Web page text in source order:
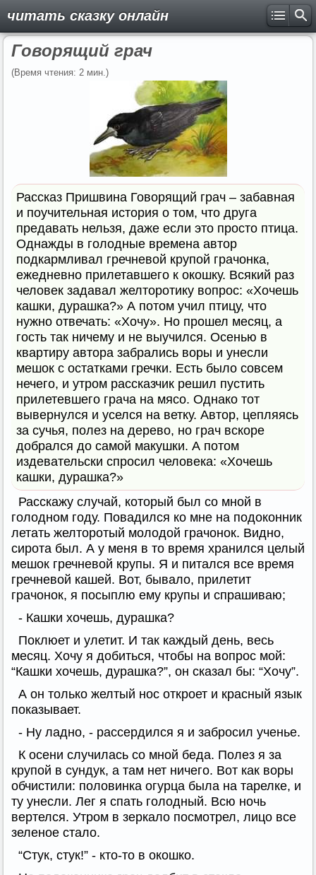
читать сказку онлайн
Говорящий грач
(Время чтения: 2 мин.)
Рассказ Пришвина Говорящий грач – забавная
и поучительная история о том, что друга
предавать нельзя, даже если это просто птица.
Однажды в голодные времена автор
подкармливал гречневой крупой грачонка,
ежедневно прилетавшего к окошку. Всякий раз
человек задавал желторотику вопрос: «Хочешь
кашки, дурашка?» А потом учил птицу, что
нужно отвечать: «Хочу». Но прошел месяц, а
гость так ничему и не выучился. Осенью в
квартиру автора забрались воры и унесли
мешок с остатками гречки. Есть было совсем
нечего, и утром рассказчик решил пустить
прилетевшего грача на мясо. Однако тот
вывернулся и уселся на ветку. Автор, цепляясь
за сучья, полез на дерево, но грач вскоре
добрался до самой макушки. А потом
издевательски спросил человека: «Хочешь
кашки, дурашка?»
Расскажу случай, который был со мной в
голодном году. Повадился ко мне на подоконник
летать желторотый молодой грачонок. Видно,
сирота был. А у меня в то время хранился целый
мешок гречневой крупы. Я и питался все время
гречневой кашей. Вот, бывало, прилетит
грачонок, я посыплю ему крупы и спрашиваю;
- Кашки хочешь, дурашка?
Поклюет и улетит. И так каждый день, весь
месяц. Хочу я добиться, чтобы на вопрос мой:
“Кашки хочешь, дурашка?”, он сказал бы: “Хочу”.
А он только желтый нос откроет и красный язык
показывает.
- Ну ладно, - рассердился я и забросил ученье.
К осени случилась со мной беда. Полез я за
крупой в сундук, а там нет ничего. Вот как воры
обчистили: половинка огурца была на тарелке, и
ту унесли. Лег я спать голодный. Всю ночь
вертелся. Утром в зеркало посмотрел, лицо все
зеленое стало.
“Стук, стук!” - кто-то в окошко.